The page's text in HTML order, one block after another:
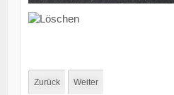
Zurück Weiter